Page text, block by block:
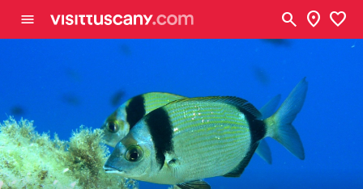
menu search location_on favorite